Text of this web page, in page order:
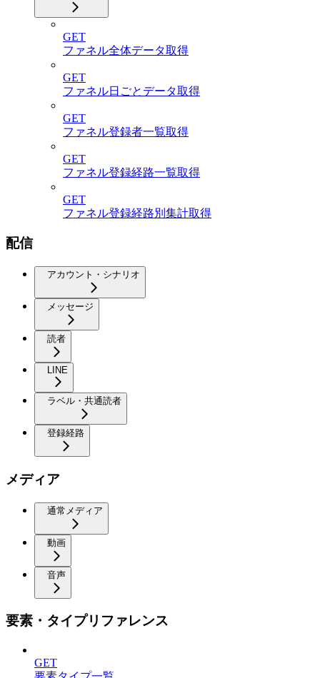
GET
ファネル全体データ取得
GET
ファネル日ごとデータ取得
GET
ファネル登録者一覧取得
GET
ファネル登録経路一覧取得
GET
ファネル登録経路別集計取得
配信
アカウント・シナリオ
メッセージ
読者
LINE
ラベル・共通読者
登録経路
メディア
通常メディア
動画
音声
要素・タイプリファレンス
GET